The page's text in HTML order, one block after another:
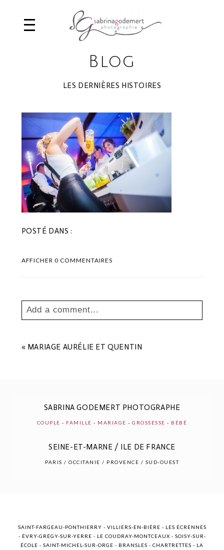
Blog
LES DERNIÈRES HISTOIRES
POSTÉ DANS :
AFFICHER0 COMMENTAIRES
Add a comment...
Les champs marqués sont requis *
POST COMMENT
« MARIAGE AURÉLIE ET QUENTIN
SABRINA GODEMERT PHOTOGRAPHE
COUPLE - FAMILLE - MARIAGE -GROSSESSE - BÉBÉ
SEINE-ET-MARNE / ILE DE FRANCE
PARIS / OCCITANIE / PROVENCE / SUD-OUEST
SAINT-FARGEAU-PONTHIERRY - VILLIERS-EN-BIÈRE - LES ÉCRENNES
- ÉVRY-GRÉGY-SUR-YERRE - LE COUDRAY-MONTCEAUX - SOISY-SUR-
ÉCOLE - SAINT-MICHEL-SUR-ORGE - BRANSLES - CHARTRETTES - LA